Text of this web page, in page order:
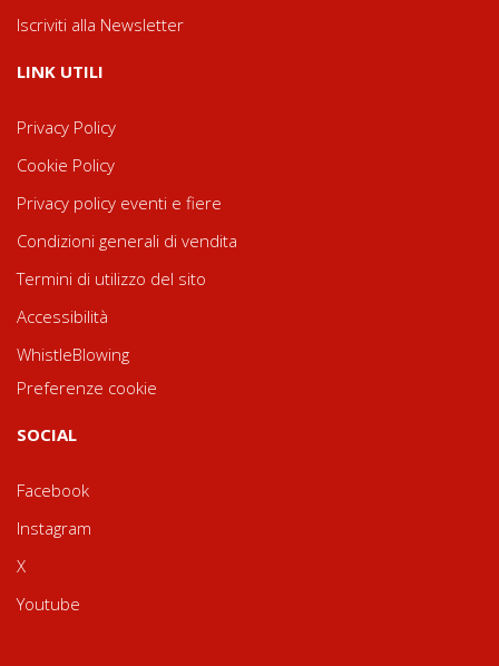
Iscriviti alla Newsletter
LINK UTILI
Privacy Policy
Cookie Policy
Privacy policy eventi e fiere
Condizioni generali di vendita
Termini di utilizzo del sito
Accessibilità
WhistleBlowing
Preferenze cookie
SOCIAL
Facebook
Instagram
X
Youtube